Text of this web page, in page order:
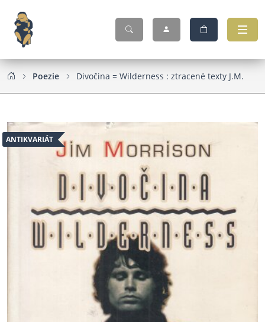
Poezie Divočina = Wilderness : ztracené texty J.M.
ANTIKVARIÁT